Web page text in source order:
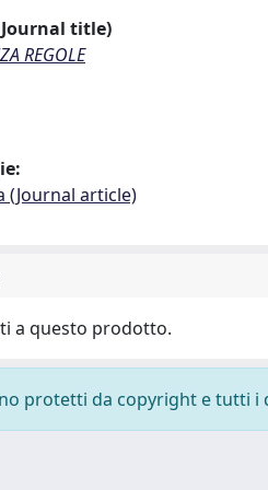
title)
REGOLE
(Journal article)
a questo prodotto.
protetti da copyright e tutti